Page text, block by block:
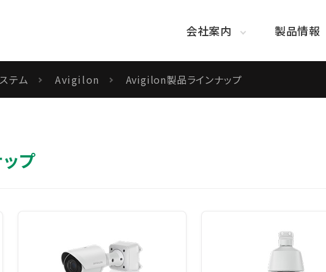
会社案内 製品情報
テム Avigilon Avigilon製品ラインナップ
プ